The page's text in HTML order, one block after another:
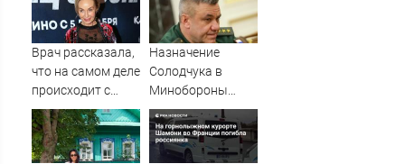
быстрее, чем до
России
клинику
Врач рассказала,
что на самом деле
происходит с
актрисой
Натальей
Андрейченко
Назначение
Солодчука в
Минобороны
костромичи
встретили с
гордостью